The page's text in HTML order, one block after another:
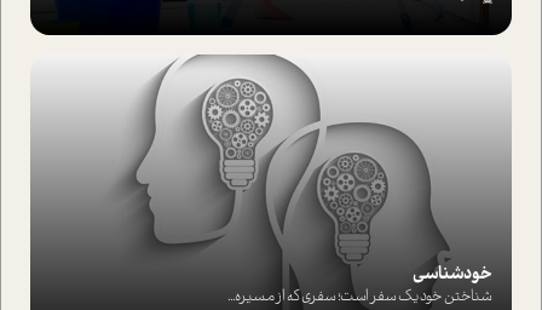
خودشناسی
شناختن خود یک سفر است؛ سفری که از مسیره...